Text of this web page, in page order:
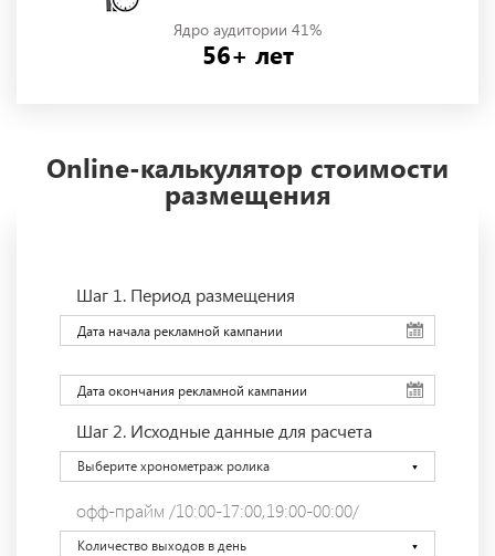
Ядро аудитории 41%
56+ лет
Online-калькулятор стоимости
размещения
Шаг 1.Период размещения
Шаг 2.Исходные данные для расчета
Выберите хронометраж ролика
офф-прайм /10:00-17:00,19:00-00:00/
Количество выходов в день